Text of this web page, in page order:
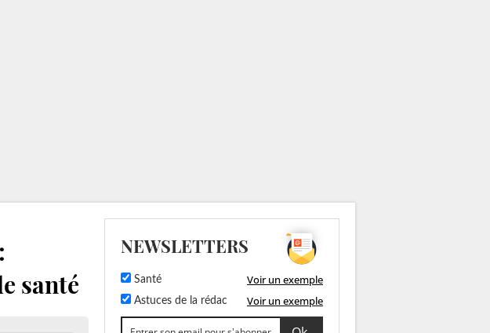
santé
NEWSLETTERS
Santé Voir un exemple
Astuces de la rédac Voir un exemple